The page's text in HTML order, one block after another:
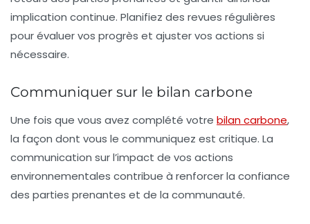
implication continue. Planifiez des revues régulières
pour évaluer vos progrès et ajuster vos actions si
nécessaire.
Communiquer sur le bilan carbone
Une fois que vous avez complété votre bilan carbone,
la façon dont vous le communiquez est critique. La
communication sur l’impact de vos actions
environnementales contribue à renforcer la confiance
des parties prenantes et de la communauté.